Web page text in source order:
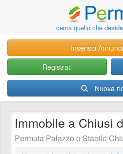
cerca quello che
Inserisci
Registrati
Nuova
Immobile a Chiusi
Permuta Palazzo o Stabile